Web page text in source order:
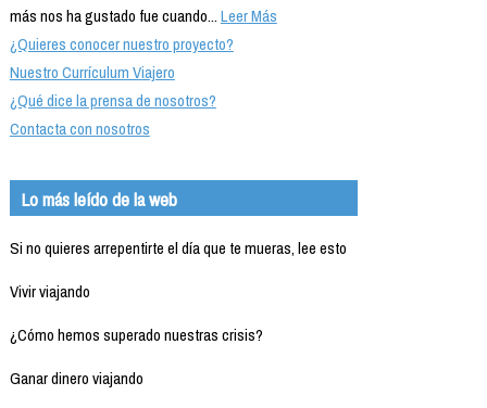
más nos ha gustado fue cuando...Leer Más
¿Quieres conocer nuestro proyecto?
Nuestro Currículum Viajero
¿Qué dice la prensa de nosotros?
Contacta con nosotros
Lo más leído de la web
Si no quieres arrepentirte el día que te mueras, lee esto
Vivir viajando
¿Cómo hemos superado nuestras crisis?
Ganar dinero viajando